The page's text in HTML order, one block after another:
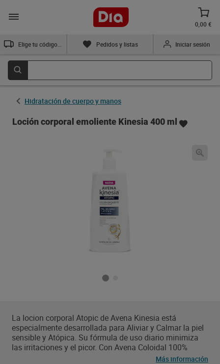
0,00 €
Pedidos y listas Iniciar sesión
Hidratación de cuerpo y manos
Loción corporal emoliente Kinesia 400 ml
La locion corporal Atopic de Avena Kinesia está
especialmente desarrollada para Aliviar y Calmar la piel
sensible y Atópica. Su fórmula de uso diario minimiza
las irritaciones y el picor. Con Avena Coloidal 100%
natural y Panthenol. Formula Hipoalergenica y Avalada
Más información